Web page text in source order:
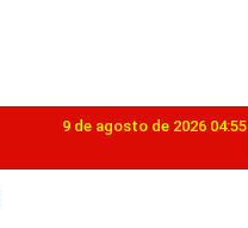
9 de agosto de 2026 04:55